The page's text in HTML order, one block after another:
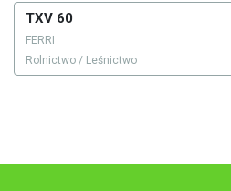
TXV 60
FERRI
Rolnictwo / Leśnictwo